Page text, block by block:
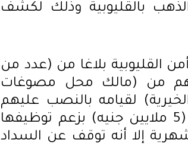
بالقليوبية وذلك لكشف
القليوبية بلاغا من (عدد من
من (مالك محل مصوغات
لقيامه بالنصب عليهم
والتحصل منهم على مبالغ مالية بإجمالى (5 ملايين جنيه) بزعم توظيفها
إلا أنه توقف عن السداد